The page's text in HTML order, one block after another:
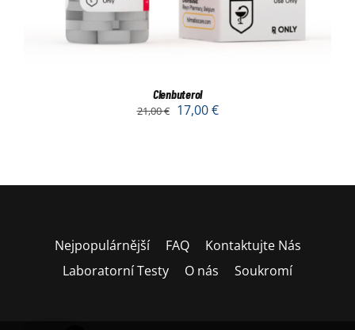
Clenbuterol
21,00€ 17,00€
Nejpopulárnější FAQ
Kontaktujte Nás
Laboratorní Testy
O nás Soukromí